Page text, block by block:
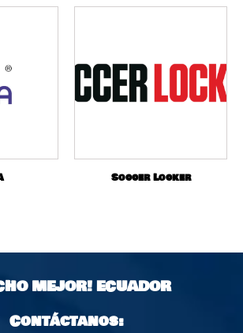
Soccer Locker
MEJOR!ECUADOR
Contáctanos: